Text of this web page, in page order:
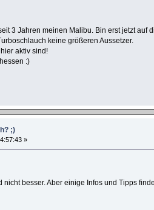
3 Jahren meinen Malibu. Bin erst jetzt
keine größeren Aussetzer.
aktiv sind!
:)
;)
»
nicht besser. Aber einige Infos und Tipps